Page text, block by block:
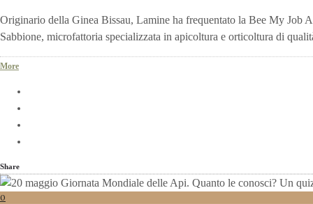
Originario della Ginea Bissau, Lamine ha frequentato la Bee My Job
Sabbione, microfattoria specializzata in apicoltura e orticoltura di
More
Share
0